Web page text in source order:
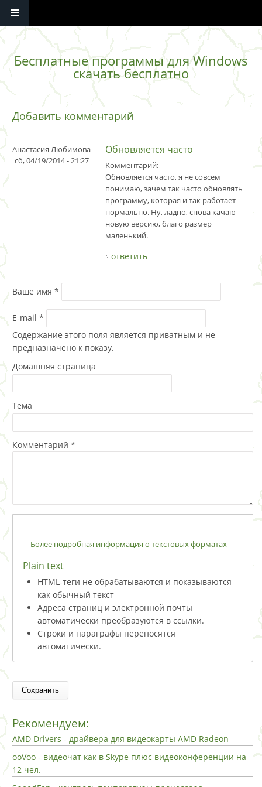
Перейти к основному содержанию
Бесплатные программы для Windows
скачать бесплатно
Добавить комментарий
Анастасия Любимова
сб, 04/19/2014 - 21:27
Обновляется часто
Комментарий:
Обновляется часто, я не совсем
понимаю, зачем так часто обновлять
программу, которая и так работает
нормально. Ну, ладно, снова качаю
новую версию, благо размер
маленький.
ответить
Ваше имя *
E-mail *
Содержание этого поля является приватным и не
предназначено к показу.
Домашняя страница
Тема
Комментарий *
Более подробная информация о текстовых форматах
Plain text
HTML-теги не обрабатываются и показываются
как обычный текст
Адреса страниц и электронной почты
автоматически преобразуются в ссылки.
Строки и параграфы переносятся
автоматически.
Рекомендуем:
AMD Drivers - драйвера для видеокарты AMD Radeon
ooVoo - видеочат как в Skype плюс видеоконференции на
12 чел.